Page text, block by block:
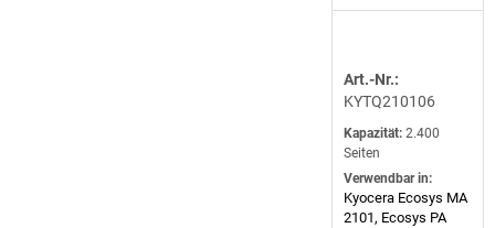
Art.-Nr.:
KYTQ210106
Kapazität: 2.400
Seiten
Verwendbar in:
Kyocera Ecosys MA
2101, Ecosys PA